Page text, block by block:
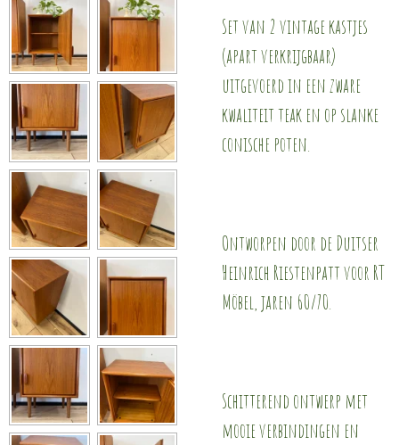
Set van 2 vintage kastjes
(apart verkrijgbaar)
uitgevoerd in een zware
kwaliteit teak en op slanke
conische poten.
Ontworpen door de Duitser
Heinrich Riestenpatt voor RT
Möbel, jaren 60/70.
Schitterend ontwerp met
mooie verbindingen en